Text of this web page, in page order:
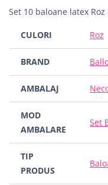
Set 10 baloane latex
CULORI Roz
BRAND
AMBALAJ
MOD
AMBALARE
Set
TIP
PRODUS